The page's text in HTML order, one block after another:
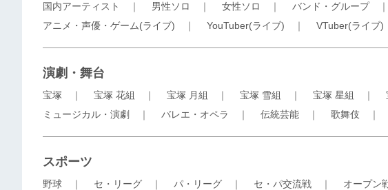
国内アーティスト ｜ 男性ソロ ｜ 女性ソロ ｜ バンド・グループ
アニメ・声優・ゲーム(ライブ) ｜ YouTuber(ライブ) ｜ VTuber(ライブ)
演劇・舞台
宝塚 ｜ 宝塚 花組 ｜ 宝塚 月組 ｜ 宝塚 雪組 ｜ 宝塚 星組 ｜
ミュージカル・演劇
｜ バレエ・オペラ ｜ 伝統芸能 ｜ 歌舞伎 ｜
スポーツ
野球 ｜ セ・リーグ ｜ パ・リーグ ｜ セ・パ交流戦 ｜ オープン